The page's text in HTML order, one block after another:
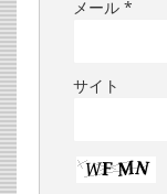
メール *
サイト